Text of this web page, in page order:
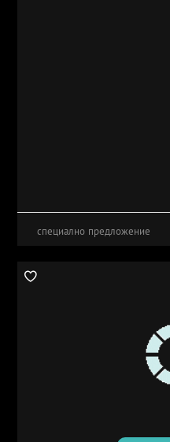
специално предложение